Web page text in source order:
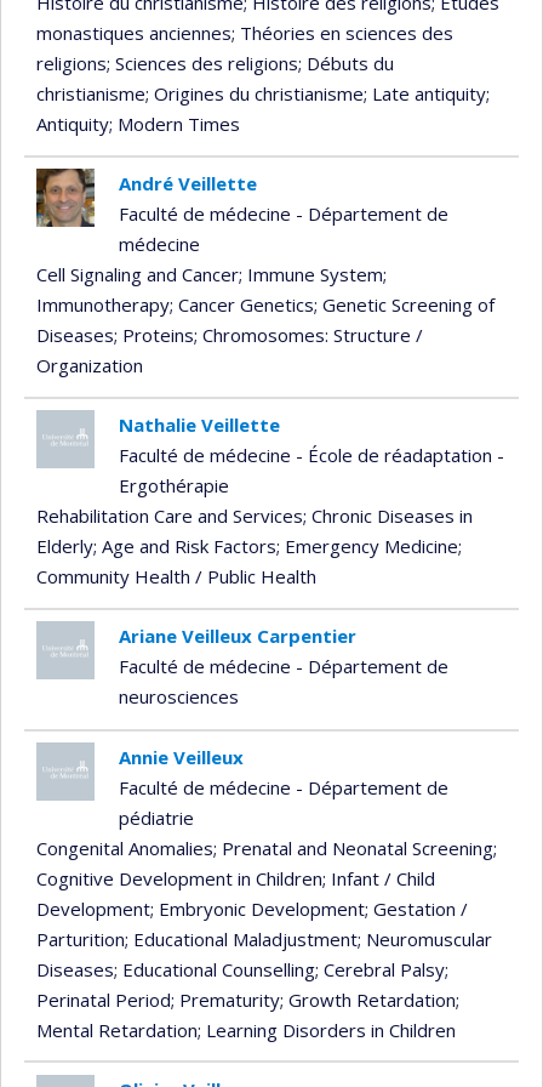
monastiques anciennes; Théories en sciences des
religions; Sciences des religions; Débuts du
christianisme; Origines du christianisme; Late antiquity;
Antiquity; Modern Times
André Veillette
Faculté de médecine - Département de
médecine
Cell Signaling and Cancer; Immune System;
Immunotherapy; Cancer Genetics; Genetic Screening of
Diseases; Proteins; Chromosomes: Structure /
Organization
Nathalie Veillette
Faculté de médecine - École de réadaptation -
Ergothérapie
Rehabilitation Care and Services; Chronic Diseases in
Elderly; Age and Risk Factors; Emergency Medicine;
Community Health / Public Health
Ariane Veilleux Carpentier
Faculté de médecine - Département de
neurosciences
Annie Veilleux
Faculté de médecine - Département de
pédiatrie
Congenital Anomalies; Prenatal and Neonatal Screening;
Cognitive Development in Children; Infant / Child
Development; Embryonic Development; Gestation /
Parturition; Educational Maladjustment; Neuromuscular
Diseases; Educational Counselling; Cerebral Palsy;
Perinatal Period; Prematurity; Growth Retardation;
Mental Retardation; Learning Disorders in Children